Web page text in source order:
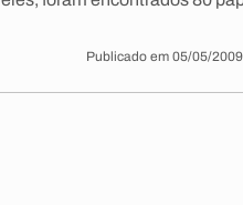
Publicado em 05/05/